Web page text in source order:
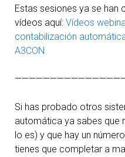
Estas sesiones ya se han
vídeos aquí: Vídeos
contabilización
A3CON
Si has probado otros
automática ya sabes que
lo es) y que hay un
tienes que completar a